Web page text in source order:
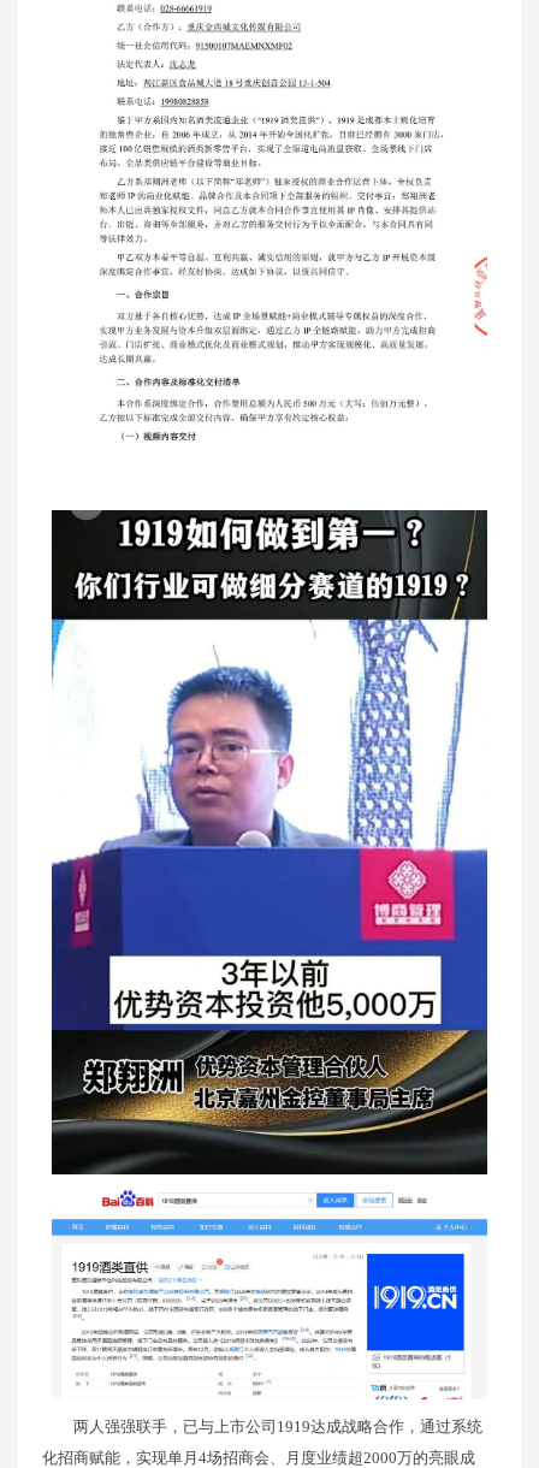
两人强强联手，已与上市公司1919达成战略合作，通过系统
化招商赋能，实现单月4场招商会、月度业绩超2000万的亮眼成